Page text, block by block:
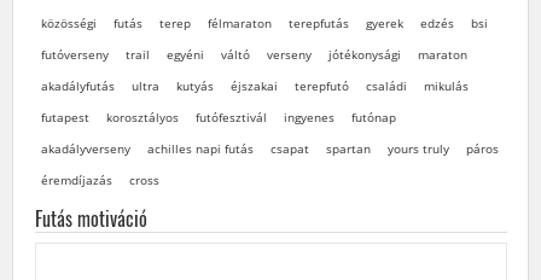
közösségi futás terep félmaraton terepfutás gyerek edzés
bsi
futóverseny
trail egyéni váltó verseny jótékonysági
maraton
akadályfutás
ultra kutyás éjszakai terepfutó családi
mikulás
futapest
korosztályos futófesztivál ingyenes
futónap
akadályverseny
achilles napi futás csapat spartan yours truly
páros
éremdíjazás
cross
Futás motiváció